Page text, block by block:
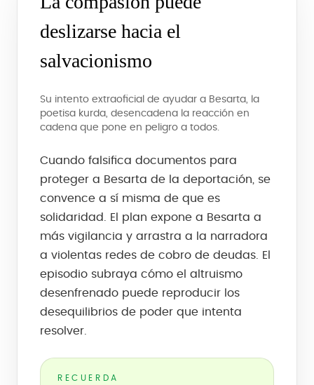
deslizarse hacia el
salvacionismo
Su intento extraoficial de ayudar a Besarta, la
poetisa kurda, desencadena la reacción en
cadena que pone en peligro a todos.
Cuando falsifica documentos para
proteger a Besarta de la deportación, se
convence a sí misma de que es
solidaridad. El plan expone a Besarta a
más vigilancia y arrastra a la narradora
a violentas redes de cobro de deudas. El
episodio subraya cómo el altruismo
desenfrenado puede reproducir los
desequilibrios de poder que intenta
resolver.
RECUERDA